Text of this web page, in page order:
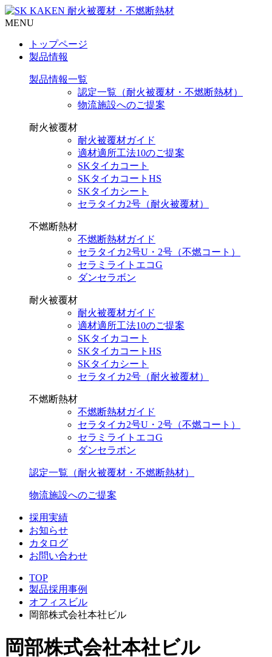
MENU
トップページ
製品情報
製品情報一覧
認定一覧（耐火被覆材・不燃断熱材）
物流施設へのご提案
耐火被覆材
耐火被覆材ガイド
適材適所工法10のご提案
SKタイカコート
SKタイカコートHS
SKタイカシート
セラタイカ2号（耐火被覆材）
不燃断熱材
不燃断熱材ガイド
セラタイカ2号U・2号（不燃コート）
セラミライトエコG
ダンセラボン
耐火被覆材
耐火被覆材ガイド
適材適所工法10のご提案
SKタイカコート
SKタイカコートHS
SKタイカシート
セラタイカ2号（耐火被覆材）
不燃断熱材
不燃断熱材ガイド
セラタイカ2号U・2号（不燃コート）
セラミライトエコG
ダンセラボン
認定一覧（耐火被覆材・不燃断熱材）
物流施設へのご提案
採用実績
お知らせ
カタログ
お問い合わせ
TOP
製品採用事例
オフィスビル
岡部株式会社本社ビル
岡部株式会社本社ビル